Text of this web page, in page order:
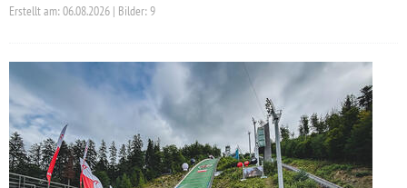
Erstellt am: 06.08.2026 | Bilder: 9